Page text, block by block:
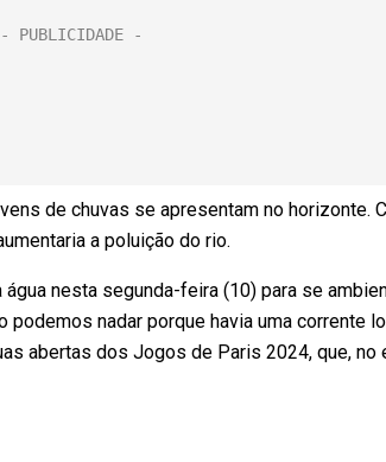
de chuvas se apresentam no horizonte.
a poluição do rio.
nesta segunda-feira (10) para se
nadar porque havia uma corrente
abertas dos Jogos de Paris 2024, que, no